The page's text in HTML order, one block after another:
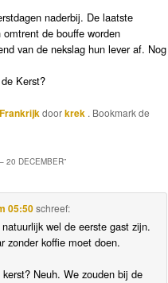
naderbij. De laatste
de bouffe worden
van de nekslag hun lever af. Nog
Kerst?
doorkrek . Bookmark de
20 DECEMBER”
05:50schreef:
wel de eerste gast zijn.
zonder koffie moet doen.
Neuh. We zouden bij de